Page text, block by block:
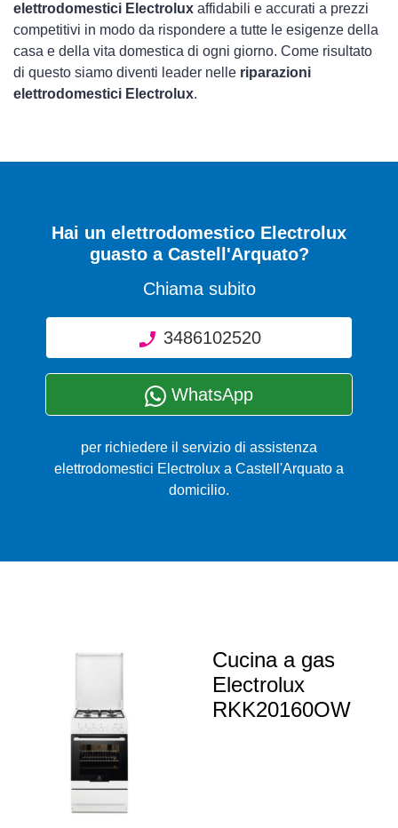
elettrodomestici Electrolux affidabili e accurati a prezzi
competitivi in modo da rispondere a tutte le esigenze della
casa e della vita domestica di ogni giorno. Come risultato
di questo siamo diventi leader nelle riparazioni
elettrodomestici Electrolux.
Hai un elettrodomestico Electrolux
guasto a Castell'Arquato?
Chiama subito
3486102520
WhatsApp
per richiedere il servizio di assistenza
elettrodomestici Electrolux a Castell'Arquato a
domicilio.
Cucina a gas
Electrolux
RKK20160OW